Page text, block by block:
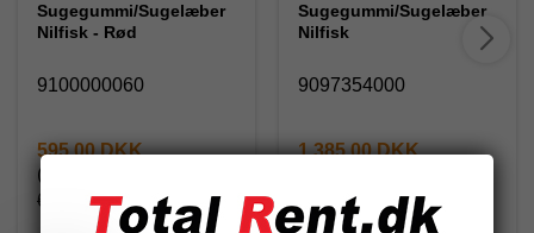
Sugegummi/Sugelæber
Nilfisk - Rød
9100000060
660,00 DKK
595,00 DKK
(inkl. moms)
Sugegummi/Sugelæber
Nilfisk
9097354000
1.491,25 DKK
1.385,00 DKK